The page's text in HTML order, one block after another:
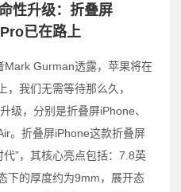
性升级：折叠屏
已在路上
Mark Gurman透露，苹果将在
，我们无需等待那么久，
级，分别是折叠屏iPhone、
。折叠屏iPhone这款折叠屏
”，其核心亮点包括：7.8英
下的厚度约为9mm，展开态